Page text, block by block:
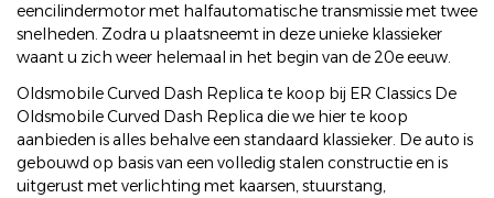
eencilindermotor met halfautomatische transmissie met twee
snelheden. Zodra u plaatsneemt in deze unieke klassieker
waant u zich weer helemaal in het begin van de 20e eeuw.
Oldsmobile Curved Dash Replica te koop bij ER Classics De
Oldsmobile Curved Dash Replica die we hier te koop
aanbieden is alles behalve een standaard klassieker. De auto is
gebouwd op basis van een volledig stalen constructie en is
uitgerust met verlichting met kaarsen, stuurstang,